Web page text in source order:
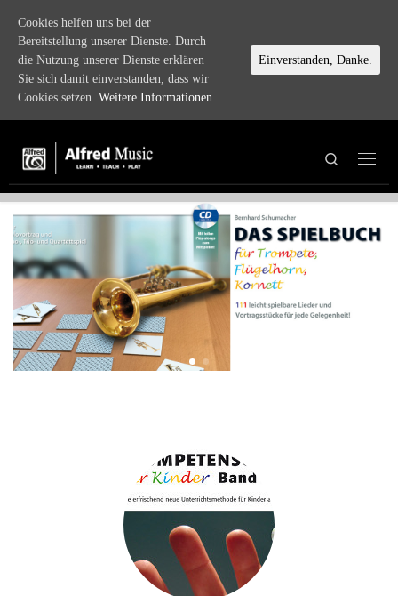
Zum Inhalt springen
Search
Cookies helfen uns bei der
Bereitstellung unserer Dienste. Durch
die Nutzung unserer Dienste erklären
Sie sich damit einverstanden, dass wir
Cookies setzen. Weitere Informationen
Einverstanden, Danke.